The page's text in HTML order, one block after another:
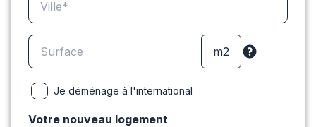
Je déménage à l'international
Votre nouveau logement